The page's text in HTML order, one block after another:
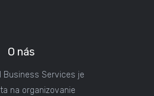
O nás
Business Services je
na organizovanie